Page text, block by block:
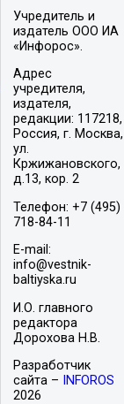
Учредитель и
издатель ООО ИА
«Инфорос».
Адрес
учредителя,
издателя,
редакции: 117218,
Россия, г. Москва,
ул.
Кржижановского,
д.13, кор. 2
Телефон: +7 (495)
718-84-11
E-mail:
info@vestnik-
baltiyska.ru
И.О. главного
редактора
Дорохова Н.В.
Разработчик
сайта –
INFOROS
2026